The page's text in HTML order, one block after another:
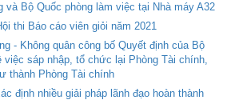
và Bộ Quốc phòng làm việc tại Nhà máy A32
thi Báo cáo viên giỏi năm 2021
- Không quân công bố Quyết định của Bộ
sáp nhập, tổ chức lại Phòng Tài chính,
thành Phòng Tài chính
định nhiều giải pháp lãnh đạo hoàn thành